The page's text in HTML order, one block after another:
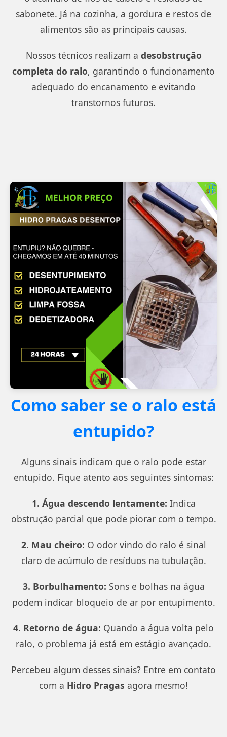
sabonete. Já na cozinha, a gordura e restos de
alimentos são as principais causas.
Nossos técnicos realizam a desobstrução
completa do ralo, garantindo o funcionamento
adequado do encanamento e evitando
transtornos futuros.
Como saber se o ralo está
entupido?
Alguns sinais indicam que o ralo pode estar
entupido. Fique atento aos seguintes sintomas:
1. Água descendo lentamente: Indica
obstrução parcial que pode piorar com o tempo.
2. Mau cheiro: O odor vindo do ralo é sinal
claro de acúmulo de resíduos na tubulação.
3. Borbulhamento: Sons e bolhas na água
podem indicar bloqueio de ar por entupimento.
4. Retorno de água: Quando a água volta pelo
ralo, o problema já está em estágio avançado.
Percebeu algum desses sinais? Entre em contato
com a Hidro Pragas agora mesmo!